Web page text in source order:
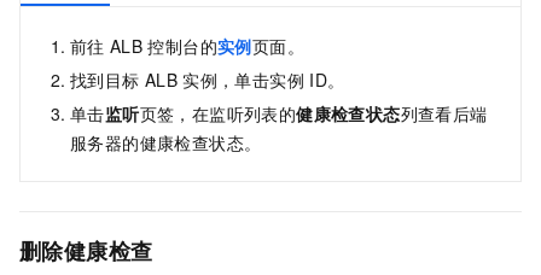
前往 ALB 控制台的实例页面。
找到目标 ALB 实例，单击实例 ID。
单击监听页签，在监听列表的健康检查状态列查看后端
服务器的健康检查状态。
删除健康检查